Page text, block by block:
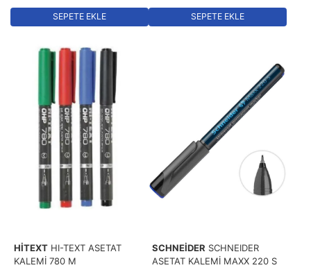
SEPETE EKLE SEPETE EKLE
HİTEXT HI-TEXT ASETAT
KALEMİ 780 M
SCHNEİDER SCHNEIDER
ASETAT KALEMİ MAXX 220 S